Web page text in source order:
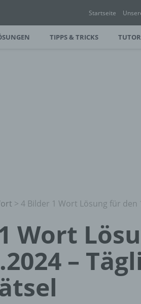
Startseite
TIPPS & TRICKS
> 4 Bilder 1 Wort Lösung für den
Wort
–